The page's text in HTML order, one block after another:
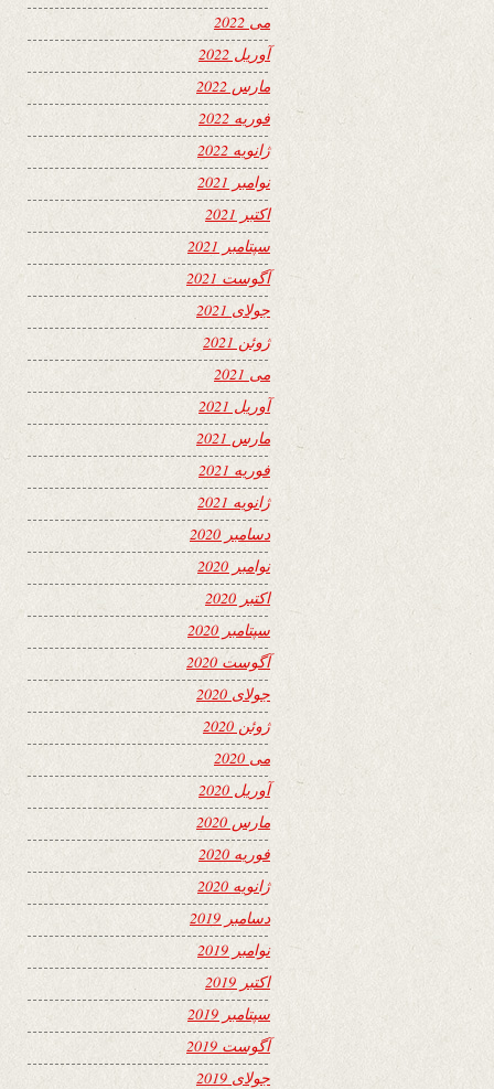
می 2022
آوریل 2022
مارس 2022
فوریه 2022
ژانویه 2022
نوامبر 2021
اکتبر 2021
سپتامبر 2021
آگوست 2021
جولای 2021
ژوئن 2021
می 2021
آوریل 2021
مارس 2021
فوریه 2021
ژانویه 2021
دسامبر 2020
نوامبر 2020
اکتبر 2020
سپتامبر 2020
آگوست 2020
جولای 2020
ژوئن 2020
می 2020
آوریل 2020
مارس 2020
فوریه 2020
ژانویه 2020
دسامبر 2019
نوامبر 2019
اکتبر 2019
سپتامبر 2019
آگوست 2019
جولای 2019